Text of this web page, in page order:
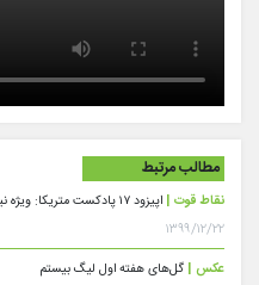
مطالب مرتبط
نقاط قوت | اپیزود ۱۷ پادکست متریکا: ویژه نیم فصل اول
۱۳۹۹/۱۲/۲۲
عکس | گل‌های هفته اول لیگ بیستم